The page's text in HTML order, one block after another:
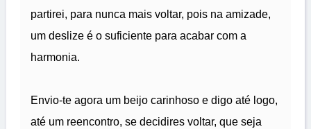
partirei, para nunca mais voltar, pois na amizade,
um deslize é o suficiente para acabar com a
harmonia.
Envio-te agora um beijo carinhoso e digo até logo,
até um reencontro, se decidires voltar, que seja